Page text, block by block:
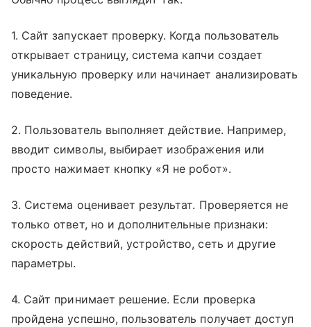
1. Сайт запускает проверку. Когда пользователь
открывает страницу, система капчи создает
уникальную проверку или начинает анализировать
поведение.
2. Пользователь выполняет действие. Например,
вводит символы, выбирает изображения или
просто нажимает кнопку «Я не робот».
3. Система оценивает результат. Проверяется не
только ответ, но и дополнительные признаки:
скорость действий, устройство, сеть и другие
параметры.
4. Сайт принимает решение. Если проверка
пройдена успешно, пользователь получает доступ